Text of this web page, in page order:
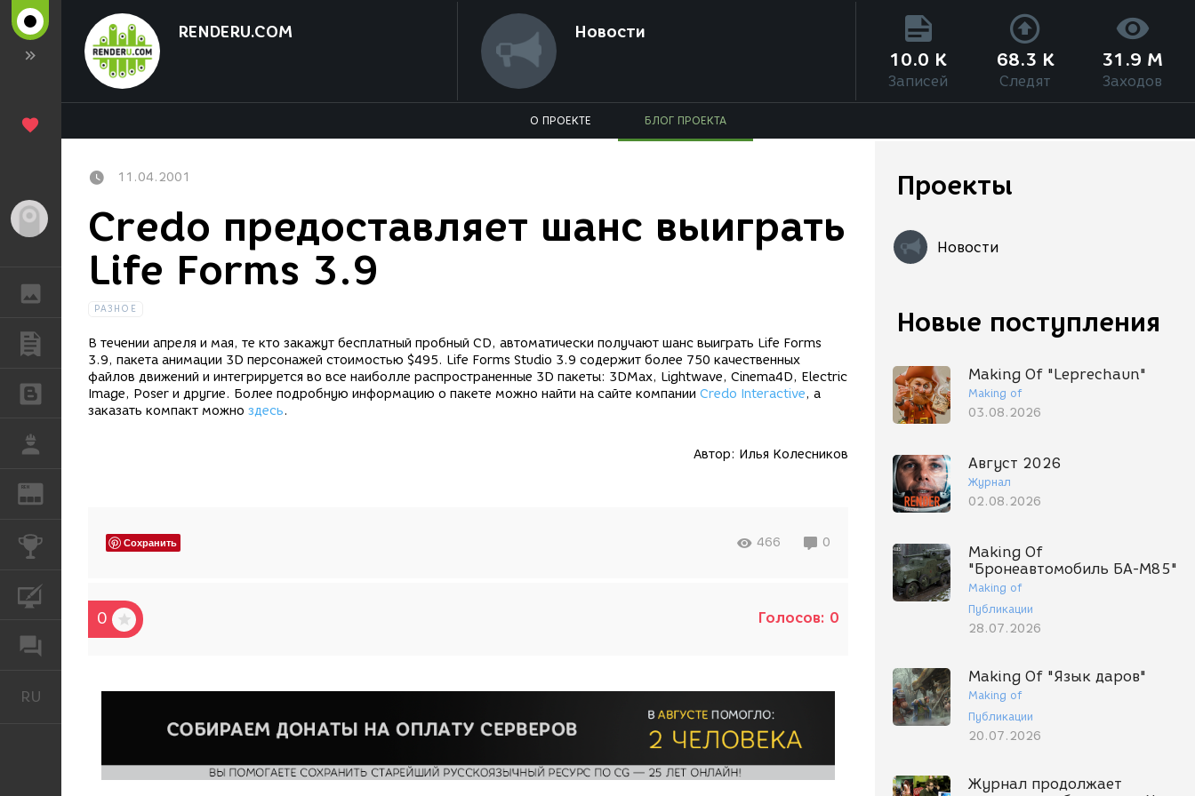
Гость
ПУБЛИКАЦИИ
БЛОГИ
REN
КОНКУРСЫ
RU Русский
RENDERU.COM Новости
10.0 K
Записей
68.3 K
Следят
31.9 M
Заходов
О ПРОЕКТЕ БЛОГ ПРОЕКТА
Проекты
Новости
Новые поступления
Making Of "Leprechaun"
Making of
03.08.2026
Август 2026
Журнал
02.08.2026
Making Of
"Бронеавтомобиль БА-М85"
Making of
Публикации
28.07.2026
Making Of "Язык даров"
Making of
Публикации
20.07.2026
Журнал продолжает
11.04.2001
Credo предоставляет шанс выиграть
Life Forms 3.9
РАЗНОЕ
В течении апреля и мая, те кто закажут бесплатный пробный CD, автоматически получают шанс выиграть Life Forms
3.9, пакета анимации 3D персонажей стоимостью $495. Life Forms Studio 3.9 содержит более 750 качественных
файлов движений и интегрируется во все наиболле распространенные 3D пакеты: 3DMax, Lightwave, Cinema4D, Electric
Image, Poser и другие. Более подробную информацию о пакете можно найти на сайте компании Credo Interactive, а
заказать компакт можно здесь.
Автор: Илья Колесников
Сохранить 466 0
0 Голосов: 0